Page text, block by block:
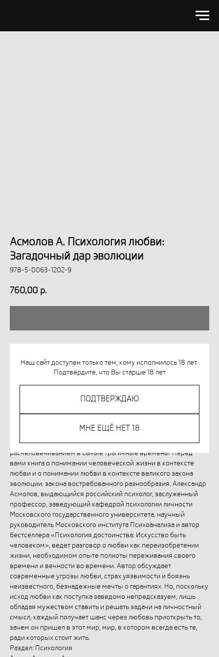
Наш сайт доступен только тем, кому исполнилось 18 лет.
Подтвердите, что Вы старше 18 лет
ПОДТВЕРЖДАЮ
МНЕ ЕЩЁ НЕТ 18
Асмолов А. Психология любви:
Загадочный дар эволюции
978-5-0063-1202-9
760,00 р.
психотропных веществ, их аналогов причиняет вред
здоровью, их незаконный оборот запрещён и влечет
Зачем в жизни человека и человечества рождается чудо —
чудо любви? Возможно ли двоим превратиться в одно целое и
при этом сохранить уникальность своего Я? Не является ли
любовь той могучей силой, благодаря которой в каждом из нас
рождается человечность и одерживаются победы над
расчеловечиванием в самые трагичные времена? Перед
вами книга о понимании человеческой жизни в контексте
любви и о понимании любви в контексте великого закона
эволюции: закона востребованного разнообразия. Александр
Асмолов, выдающийся российский психолог, заслуженный
профессор, заведующий кафедрой психологии личности
Московского государственного университета, научный
руководитель Московского института Психоанализа и автор
бестселлера «Психология достоинства: Искусство быть
человеком», ведет разговор о любви как переизобретении
жизни, необходимом опыте полноты переживания своего
времени и вечности во времени. Автор обсуждает
современные угрозы любви, страх уязвимости и боязнь
неизвестного, безнадежные мечты о гарантиях. Но, поскольку
исход любви как поступка заведомо непредсказуем, лишь
обладая мужеством ставить и решать задачи на личностный
смысл, каждый получает шанс через любовь приоткрыть то,
зачем он пришел в этот мир, мир, в котором всегда есть те,
ради которых стоит жить.
Раздел: Психология